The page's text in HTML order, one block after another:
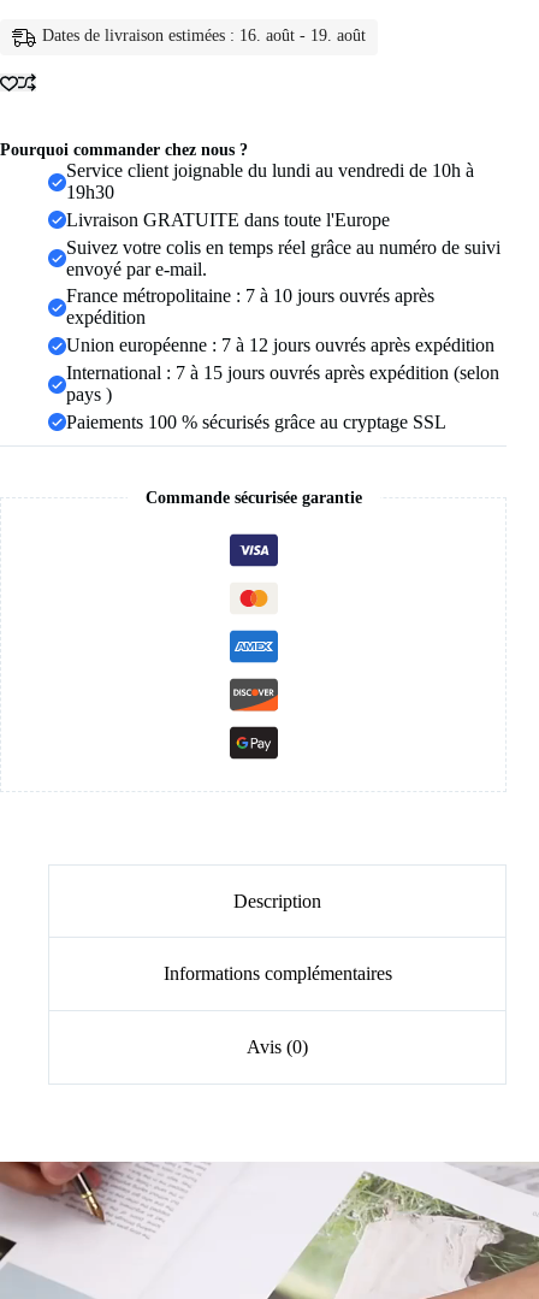
pour
couples,
toujours,
ensembles
alliances
bagues
inoxydable,
ajustement
Dates de livraison estimées : 16. août - 19. août
Pourquoi commander chez nous ?
Service client joignable du lundi au vendredi de 10h à
19h30
Livraison GRATUITE dans toute l'Europe
Suivez votre colis en temps réel grâce au numéro de suivi
envoyé par e-mail.
France métropolitaine : 7 à 10 jours ouvrés après
expédition
Union européenne : 7 à 12 jours ouvrés après expédition
International : 7 à 15 jours ouvrés après expédition (selon
pays )
Paiements 100 % sécurisés grâce au cryptage SSL
Commande sécurisée garantie
Description
Informations complémentaires
Avis (0)